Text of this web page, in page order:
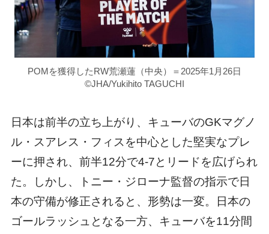
POMを獲得したRW荒瀬蓮（中央）＝2025年1月26日
©JHA/Yukihito TAGUCHI
日本は前半の立ち上がり、キューバのGKマグノ
ル・スアレス・フィスを中心とした堅実なプレ
ーに押され、前半12分で4-7とリードを広げられ
た。しかし、トニー・ジローナ監督の指示で日
本の守備が修正されると、形勢は一変。日本の
ゴールラッシュとなる一方、キューバを11分間